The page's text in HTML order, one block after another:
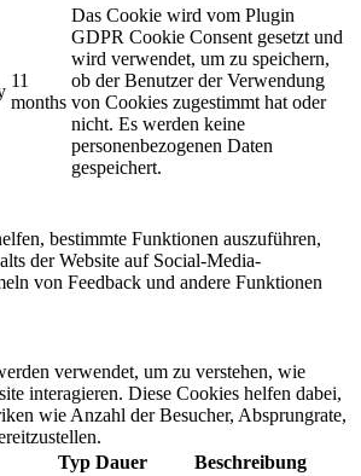
11
months
Das Cookie wird vom Plugin
GDPR Cookie Consent gesetzt und
wird verwendet, um zu speichern,
ob der Benutzer der Verwendung
von Cookies zugestimmt hat oder
nicht. Es werden keine
personenbezogenen Daten
gespeichert.
bestimmte Funktionen auszuführen,
der Website auf Social-Media-
von Feedback und andere Funktionen
verwendet, um zu verstehen, wie
interagieren. Diese Cookies helfen dabei,
wie Anzahl der Besucher, Absprungrate,
Typ Dauer Beschreibung